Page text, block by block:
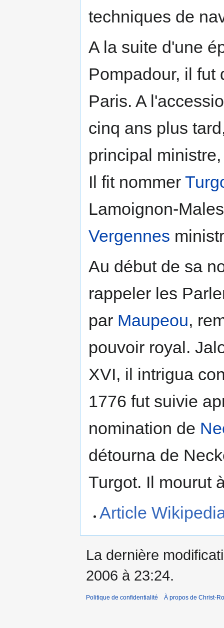
techniques de
A la suite d'une
Pompadour, il fut
Paris. A
cinq ans plus
principal
Il fit nommer
Lamoignon-
Vergennes
Au début de sa
rappeler les
par Maupeou,
pouvoir royal.
XVI, il intrigua
1776 fut suivie
nomination de
détourna de
Turgot. Il mourut
Article
La dernière
2006 à 23:24.
Politique de confidentialité À propos de Christ-